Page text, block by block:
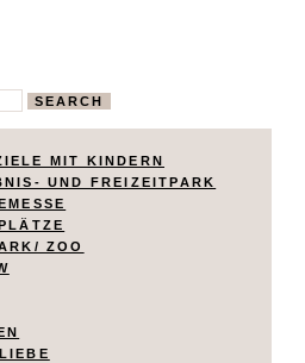
SEARCH
MIT KINDERN
UND FREIZEITPARK
ZOO